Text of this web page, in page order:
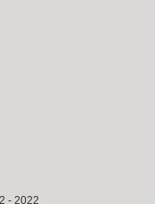
- 2022